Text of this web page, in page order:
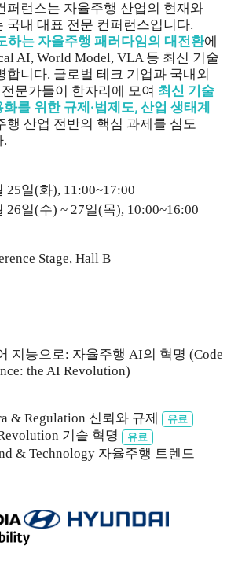
퍼런스는 자율주행 산업의 현재와
국내 대표 전문 컨퍼런스입니다.
하는 자율주행 패러다임의 대전환에
AI, World Model, VLA 등 최신 기술
합니다. 글로벌 테크 기업과 국내외
문가들이 한자리에 모여 최신 기술
를 위한 규제·법제도, 산업 생태계
행 산업 전반의 핵심 과제를 심도
.
25일(화), 11:00~17:00
26일(수) ~ 27일(목), 10:00~16:00
Stage, Hall B
지능으로: 자율주행 AI의 혁명 (Code
the AI Revolution)
& Regulation 신뢰와 규제 유료
기술 혁명 유료
& Technology 자율주행 트렌드